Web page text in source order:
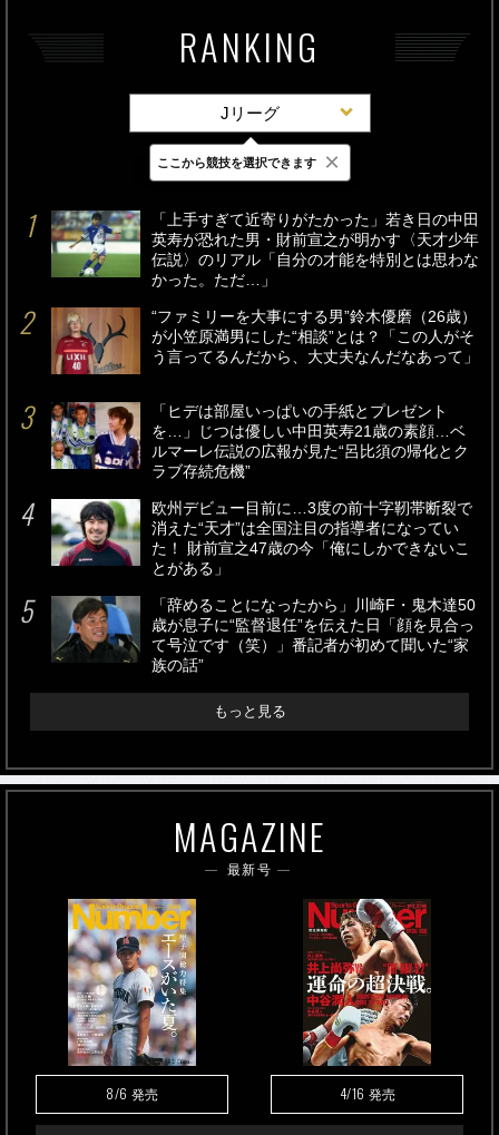
RANKING
Jリーグ
最新 24時間 週間
「上手すぎて近寄りがたかった」若き日の中田
英寿が恐れた男・財前宣之が明かす〈天才少年
伝説〉のリアル「自分の才能を特別とは思わな
かった。ただ…」
“ファミリーを大事にする男”鈴木優磨（26歳）
が小笠原満男にした“相談”とは？「この人がそ
う言ってるんだから、大丈夫なんだなあって」
「ヒデは部屋いっぱいの手紙とプレゼント
を…」じつは優しい中田英寿21歳の素顔…ベ
ルマーレ伝説の広報が見た“呂比須の帰化とク
ラブ存続危機”
欧州デビュー目前に…3度の前十字靭帯断裂で
消えた“天才”は全国注目の指導者になってい
た！ 財前宣之47歳の今「俺にしかできないこ
とがある」
「辞めることになったから」川崎F・鬼木達50
歳が息子に“監督退任”を伝えた日「顔を見合っ
て号泣です（笑）」番記者が初めて聞いた“家
族の話”
もっと見る
MAGAZINE
最新号
8/6 発売 4/16 発売
ここから競技を選択できます ×